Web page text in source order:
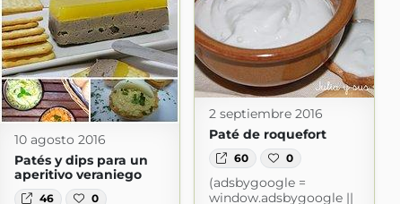
2 septiembre 2016
Paté de roquefort
60 0
(adsbygoogle =
window.adsbygoogle ||
10 agosto 2016
Patés y dips para un
aperitivo veraniego
46 0